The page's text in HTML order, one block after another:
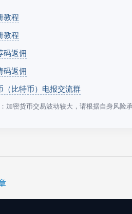
教程
教程
码返佣
码返佣
（比特币）电报交流群
加密货币交易波动较大，请根据自身风险